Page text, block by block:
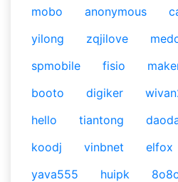
mobo
anonymous
yilong
zqjilove
spmobile
fisio
booto
digiker
hello
tiantong
koodj
vinbnet elfox
yava555
huipk